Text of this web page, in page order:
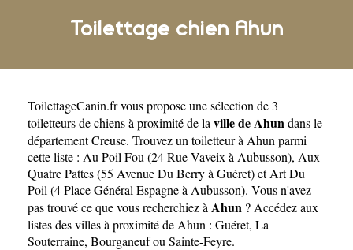
Toilettage chien Ahun
ToilettageCanin.frvous propose une sélection de 3
toiletteurs de chiens à proximité de la ville de Ahundans le
départementCreuse. Trouvez un toiletteur à Ahun parmi
cette liste : Au Poil Fou (24 Rue Vaveix à Aubusson), Aux
Quatre Pattes (55 Avenue Du Berry à Guéret)etArt Du
Poil (4 Place Général Espagne à Aubusson). Vous n'avez
pas trouvé ce que vous recherchiez à Ahun ? Accédez aux
listes des villes à proximité de Ahun : Guéret, La
Souterraine, Bourganeufou Sainte-Feyre.